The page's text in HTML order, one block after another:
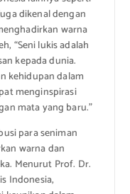
dikenal dengan
warna
“Seni lukis adalah
kepada dunia.
kehidupan dalam
menginspirasi
mata yang baru.”
para seniman
warna dan
Menurut Prof. Dr.
Indonesia,